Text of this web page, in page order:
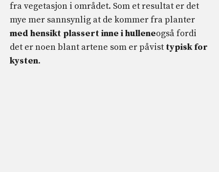
fra vegetasjon i området. Som et resultat er det
mye mer sannsynlig at de kommer fra planter
med hensikt plassert inne i hulleneogså fordi
det er noen blant artene som er påvist typisk for
kysten.